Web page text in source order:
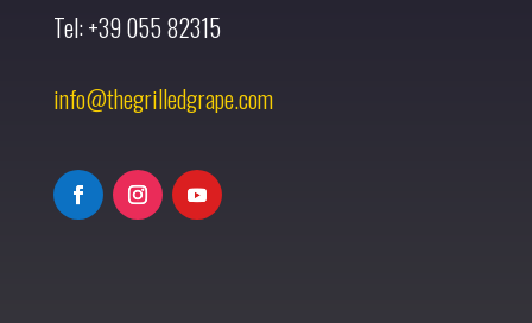
Tel: +39 055 82315
info@thegrilledgrape.com